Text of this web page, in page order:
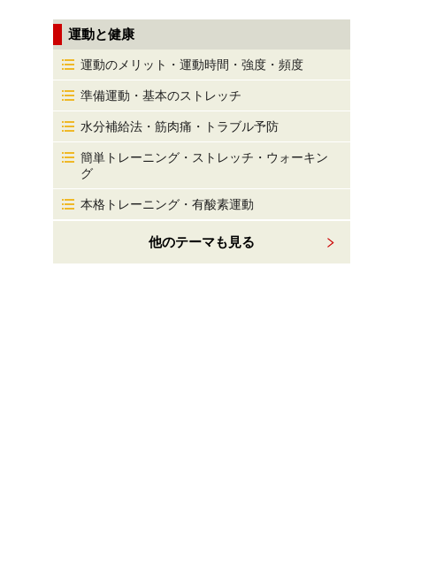
運動と健康
運動のメリット・運動時間・強度・頻度
準備運動・基本のストレッチ
水分補給法・筋肉痛・トラブル予防
簡単トレーニング・ストレッチ・ウォーキン
グ
本格トレーニング・有酸素運動
他のテーマも見る